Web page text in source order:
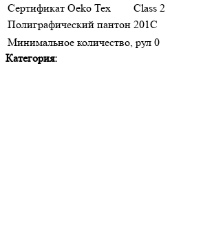
Сертификат Oeko Tex
Class 2
Полиграфический пантон 201C
Минимальное количество, рул 0
Категория: